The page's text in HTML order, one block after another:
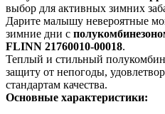
выбор для активных зимних
Дарите малышу невероятные
зимние дни с
FLINN 21760010-00018.
Теплый и стильный
защиту от непогоды,
стандартам качества.
Основные характеристики: